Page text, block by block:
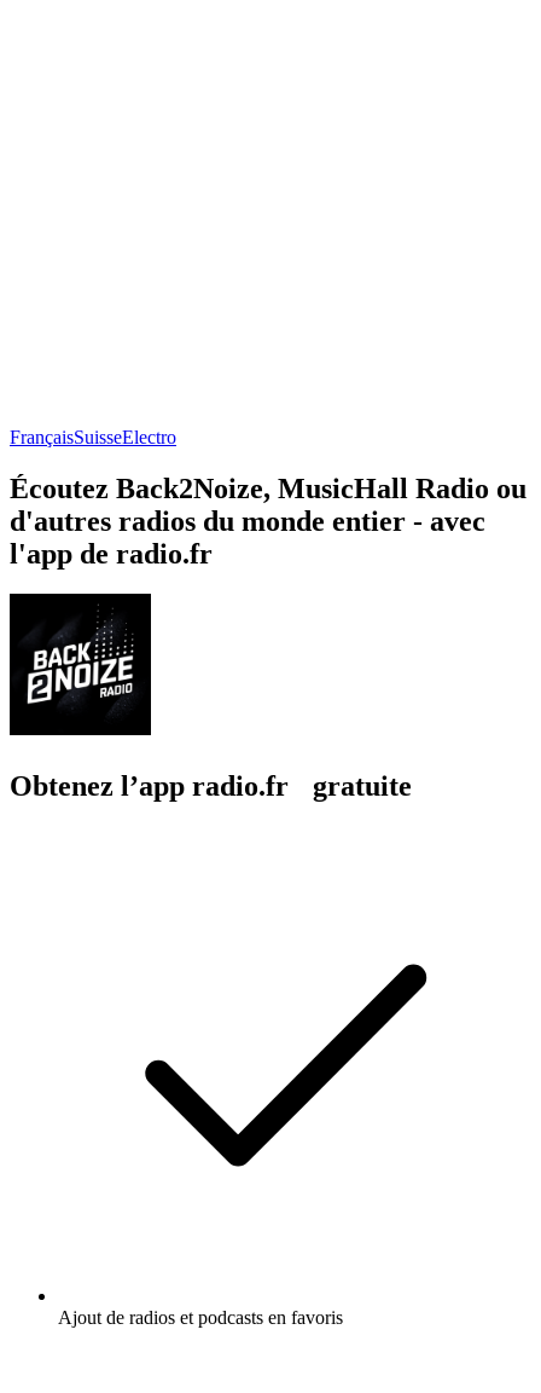
FrançaisSuisseElectro
Écoutez Back2Noize, MusicHall Radio ou
d'autres radios du monde entier - avec
l'app de radio.fr
Obtenez l’app radio.fr gratuite
Ajout de radios et podcasts en favoris